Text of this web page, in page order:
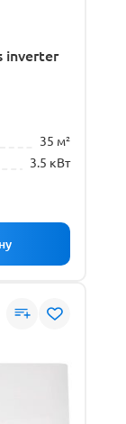
inverter
35 м²
3.5 кВт